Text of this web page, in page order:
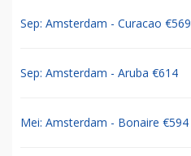
Sep: Amsterdam - Curacao €569
Sep: Amsterdam - Aruba €614
Mei: Amsterdam - Bonaire €594